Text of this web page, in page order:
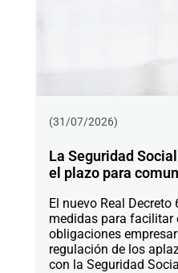
(31/07/2026)
La Seguridad
el plazo para
El nuevo Real
medidas para facilitar
obligaciones
regulación de los
con la Seguridad